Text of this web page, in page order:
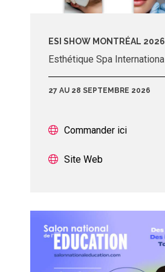
ESI SHOW MONTRÉAL 2026
Esthétique Spa International
27 AU 28 SEPTEMBRE 2026
Commander ici
Site Web